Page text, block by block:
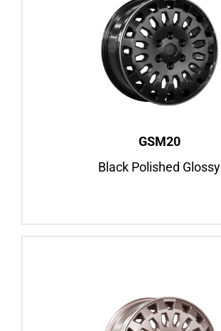
GSM20
Black Polished Glossy
GSM20
Black Polished Glossy
16″
Fiat Ducato, ab BJ 2006
Mercedes Sprinter, ab BJ 2006
Felgenansicht
GSM20